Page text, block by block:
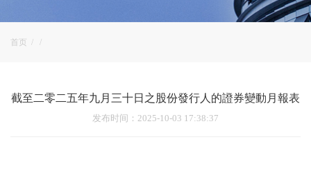
首页 / /
截至二零二五年九月三十日之股份發行人的證券變動月報表
发布时间 ：2025-10-03 17:38:37